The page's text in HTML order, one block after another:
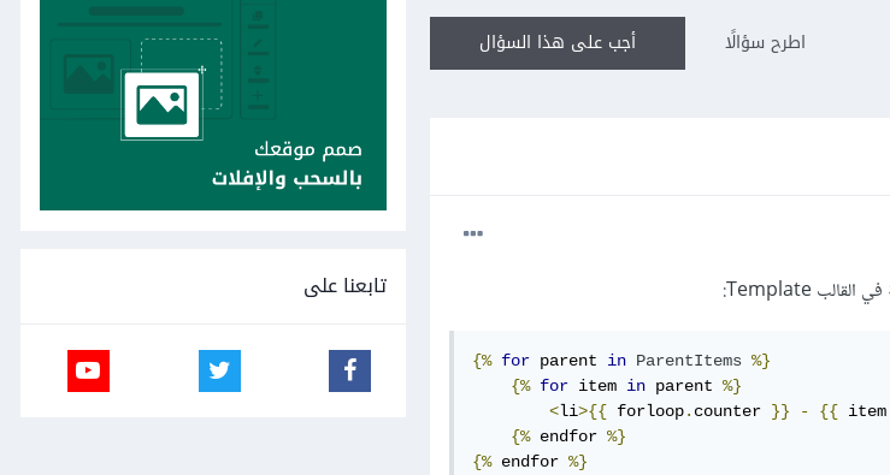
أجب على هذا السؤال اطرح سؤالًا
{% for parent in ParentItems %}
{% for item in parent %}
<li>{{ forloop. counter }} - {{ item
{% endfor %}
{% endfor %}
تابعنا على